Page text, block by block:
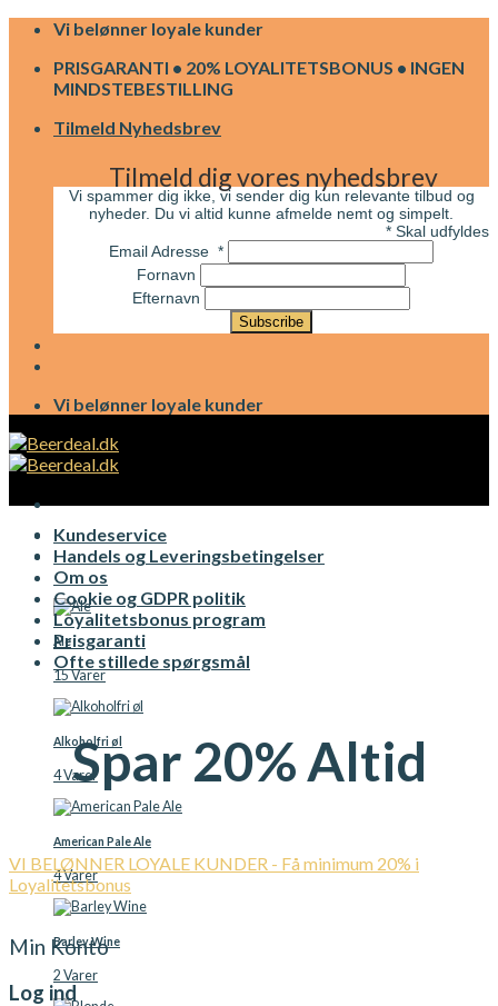
Skip
content
Vi belønner loyale kunder
PRISGARANTI • 20% LOYALITETSBONUS • INGEN
MINDSTEBESTILLING
Tilmeld Nyhedsbrev
Tilmeld dig vores nyhedsbrev
Vi spammer dig ikke, vi sender dig kun relevante tilbud og
nyheder. Du vi altid kunne afmelde nemt og simpelt.
* Skal udfyldes
Email Adresse *
Fornavn
Efternavn
Vi belønner loyale kunder
Øltyper
Ale
15 Varer
Alkoholfri øl
4 Varer
American Pale Ale
4 Varer
Barley Wine
2 Varer
Kundeservice
Handels og Leveringsbetingelser
Om os
Cookie og GDPR politik
Loyalitetsbonus program
Prisgaranti
Ofte stillede spørgsmål
Spar 20% Altid
VI BELØNNER LOYALE KUNDER - Få minimum 20% i
Loyalitetsbonus
Min Konto
Log ind